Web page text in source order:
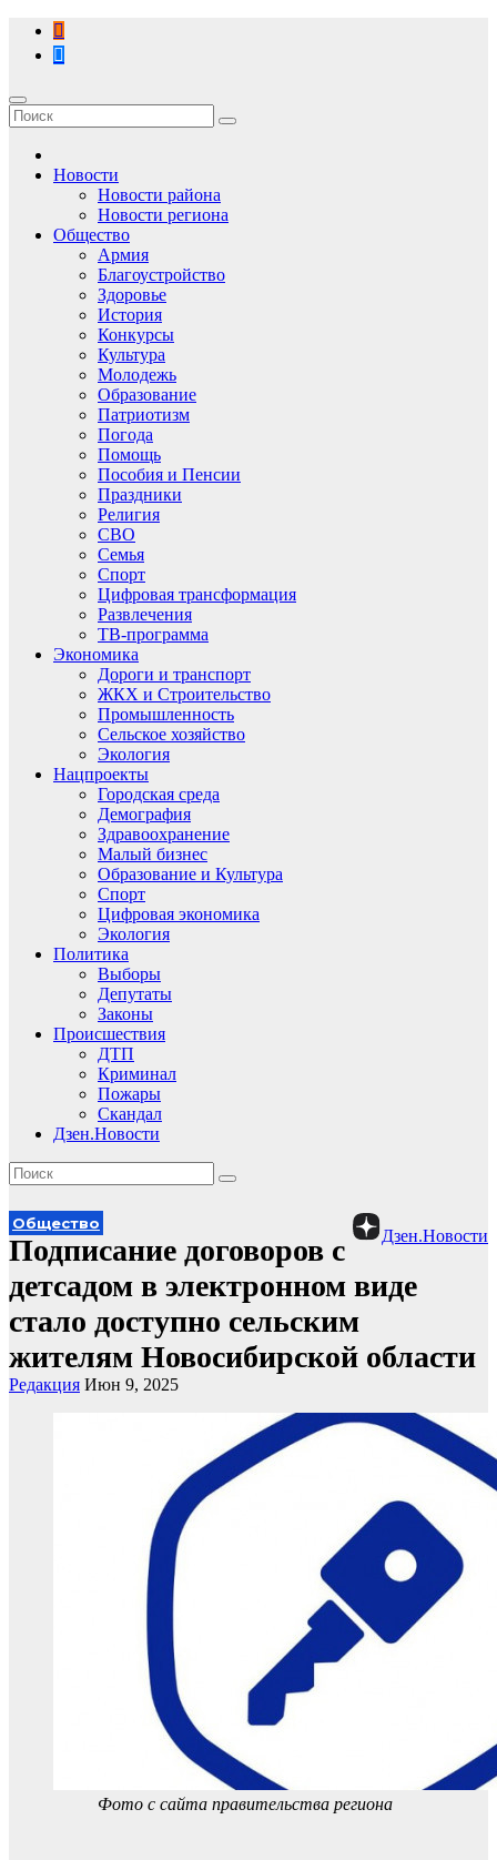
Перейти
содержимому
Новости
Новости района
Новости региона
Общество
Армия
Благоустройство
Здоровье
История
Конкурсы
Культура
Молодежь
Образование
Патриотизм
Погода
Помощь
Пособия и Пенсии
Праздники
Религия
СВО
Семья
Спорт
Цифровая трансформация
Развлечения
ТВ-программа
Экономика
Дороги и транспорт
ЖКХ и Строительство
Промышленность
Сельское хозяйство
Экология
Нацпроекты
Городская среда
Демография
Здравоохранение
Малый бизнес
Образование и Культура
Спорт
Цифровая экономика
Экология
Политика
Выборы
Депутаты
Законы
Происшествия
ДТП
Криминал
Пожары
Скандал
Дзен.Новости
Дзен.Новости
Общество
Подписание договоров с
детсадом в электронном виде
стало доступно сельским
жителям Новосибирской области
Редакция Июн 9, 2025
Фото с сайта правительства региона